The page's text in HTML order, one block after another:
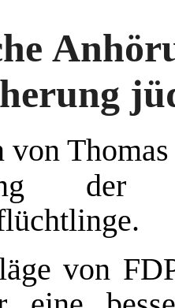
von
der
von